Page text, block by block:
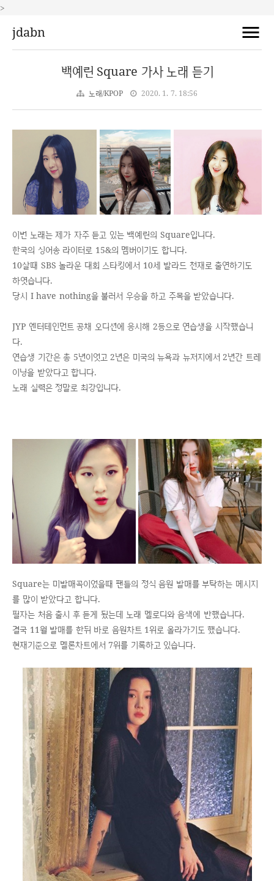
>
jdabn
백예린 Square 가사 노래 듣기
노래/KPOP 2020. 1. 7. 18:56
이번 노래는 제가 자주 듣고 있는 백예린의 Square입니다.
한국의 싱어송 라이터로 15&의 멤버이기도 합니다.
10살때 SBS 놀라운 대회 스타킹에서 10세 발라드 천재로 출연하기도
하엿습니다.
당시 I have nothing을 불러서 우승을 하고 주목을 받았습니다.
JYP 엔터테인먼트 공채 오디션에 응시해 2등으로 연습생을 시작했습니
다.
연습생 기간은 총 5년이엇고 2년은 미국의 뉴욕과 뉴저지에서 2년간 트레
이닝을 받았다고 합니다.
노래 실력은 정말로 최강입니다.
Square는 미발매곡이었을때 팬들의 정식 음원 발매를 부탁하는 메시지
를 많이 받았다고 합니다.
필자는 처음 출시 후 듣게 됬는데 노래 멜로디와 음색에 반했습니다.
결국 11월 발매를 한뒤 바로 음원차트 1위로 올라가기도 했습니다.
현재기준으로 멜론차트에서 7위를 기록하고 있습니다.